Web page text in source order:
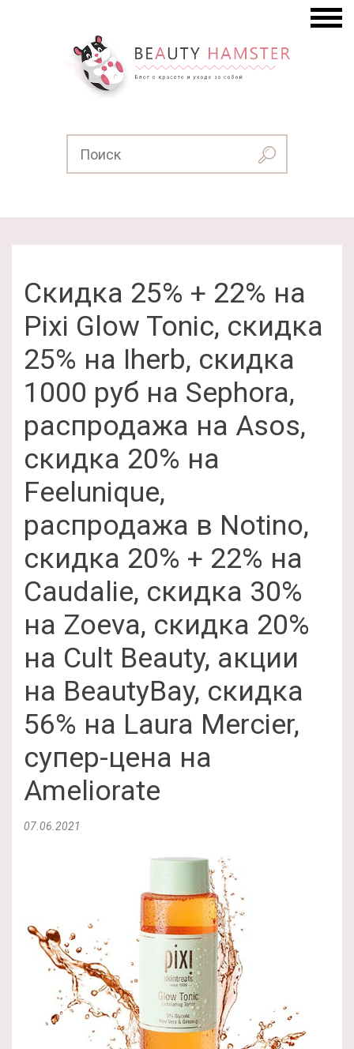
Скидка 25% + 22% на
Pixi Glow Tonic, скидка
25% на Iherb, скидка
1000 руб на Sephora,
распродажа на Asos,
скидка 20% на
Feelunique,
распродажа в Notino,
скидка 20% + 22% на
Caudalie, скидка 30%
на Zoeva, скидка 20%
на Cult Beauty, акции
на BeautyBay, скидка
56% на Laura Mercier,
супер-цена на
Ameliorate
07.06.2021